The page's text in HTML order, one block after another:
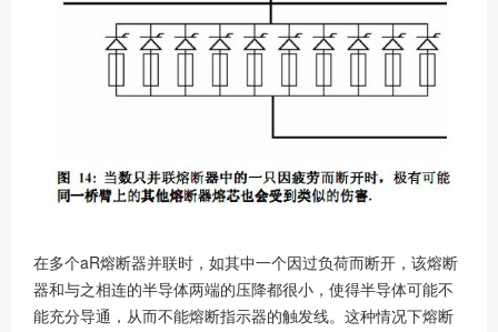
在多个aR熔断器并联时，如其中一个因过负荷而断开，该熔断
器和与之相连的半导体两端的压降都很小，使得半导体可能不
能充分导通，从而不能熔断指示器的触发线。这种情况下熔断